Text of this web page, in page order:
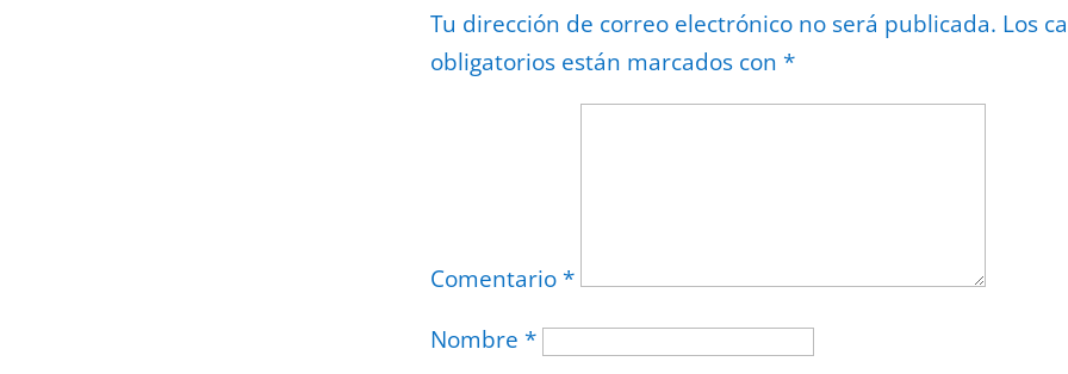
Tu dirección de correo electrónico no será publicada. Los
obligatorios están marcados con *
Comentario *
Nombre *